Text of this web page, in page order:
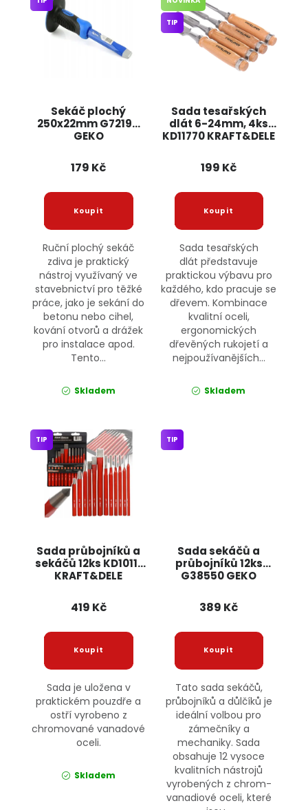
Sekáč plochý
250x22mm G72194
GEKO
179 Kč
Ruční plochý sekáč
zdiva je praktický
nástroj využívaný ve
stavebnictví pro těžké
práce, jako je sekání do
betonu nebo cihel,
kování otvorů a drážek
pro instalace apod.
Tento...
Skladem
Sada tesařských
dlát 6-24mm, 4ks
KD11770 KRAFT&DELE
TIP
199 Kč
Sada tesařských
dlát představuje
praktickou výbavu pro
každého, kdo pracuje se
dřevem. Kombinace
kvalitní oceli,
ergonomických
dřevěných rukojetí a
nejpoužívanějších...
Skladem
Sada průbojníků a
sekáčů 12ks KD10111
KRAFT&DELE
TIP
419 Kč
Sada je uložena v
praktickém pouzdře a
ostří vyrobeno z
chromované vanadové
oceli.
Skladem
Sada sekáčů a
průbojníků 12ks
G38550 GEKO
TIP
389 Kč
Tato sada sekáčů,
průbojníků a důlčíků je
ideální volbou pro
zámečníky a
mechaniky. Sada
obsahuje 12 vysoce
kvalitních nástrojů
vyrobených z chrom-
vanadiové oceli, které